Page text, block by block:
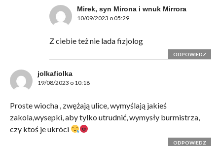
Mirek, syn Mirona i wnuk Mirrora
10/09/2023 o 05:29
Z ciebie też nie lada fizjolog
ODPOWIEDZ
jolkafiolka
19/08/2023 o 10:18
Proste wiocha , zwężają ulice, wymyślają jakieś
zakola,wysepki, aby tylko utrudnić, wymysły burmistrza,
czy ktoś je ukróci
ODPOWIEDZ